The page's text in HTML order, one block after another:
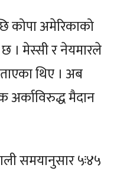
कोपा अमेरिकाको
। मेस्सी र नेयमारले
थिए । अब
अर्काविरुद्ध मैदान
समयानुसार ५ः४५